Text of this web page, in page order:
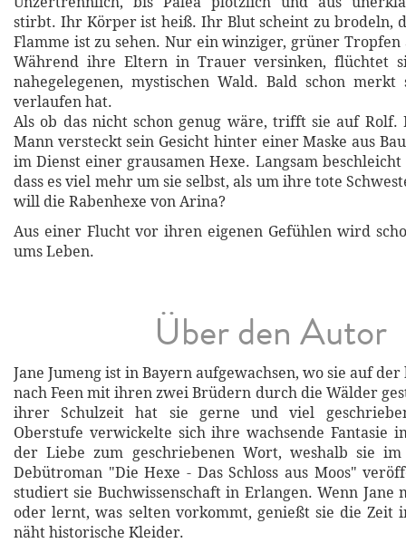
stirbt. Ihr Körper ist heiß. Ihr Blut scheint zu brodeln,
Flamme ist zu sehen. Nur ein winziger, grüner
Während ihre Eltern in Trauer versinken, flüchtet
nahegelegenen, mystischen Wald. Bald schon merkt
verlaufen hat.
Als ob das nicht schon genug wäre, trifft sie auf Rolf.
Mann versteckt sein Gesicht hinter einer Maske aus
im Dienst einer grausamen Hexe. Langsam
dass es viel mehr um sie selbst, als um ihre tote
will die Rabenhexe von Arina?
Aus einer Flucht vor ihren eigenen Gefühlen wird
ums Leben.
Über den Autor
Jane Jumeng ist in Bayern aufgewachsen, wo sie auf
nach Feen mit ihren zwei Brüdern durch die Wälder
ihrer Schulzeit hat sie gerne und viel
Oberstufe verwickelte sich ihre wachsende Fantasie
der Liebe zum geschriebenen Wort, weshalb sie
Debütroman "Die Hexe - Das Schloss aus Moos"
studiert sie Buchwissenschaft in Erlangen. Wenn Jane
oder lernt, was selten vorkommt, genießt sie die Zeit
näht historische Kleider.